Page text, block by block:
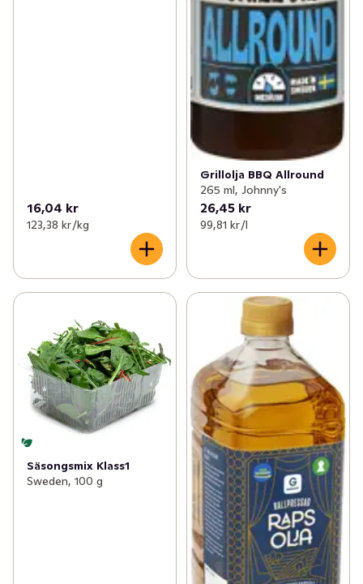
16,04 kr
123,38 kr /kg
Grillolja BBQ Allround
265 ml, Johnny's
26,45 kr
99,81 kr /l
Säsongsmix Klass1
Sweden, 100 g